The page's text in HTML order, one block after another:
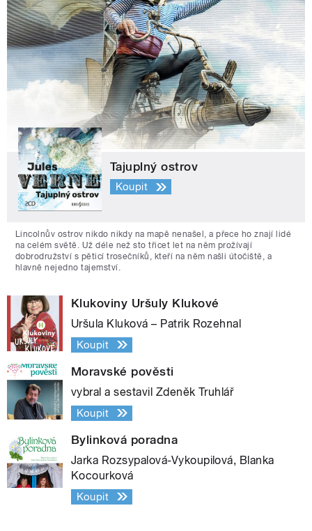
Tajuplný ostrov
Koupit
Lincolnův ostrov nikdo nikdy na mapě nenašel, a přece ho znají lidé
na celém světě. Už déle než sto třicet let na něm prožívají
dobrodružství s pěticí trosečníků, kteří na něm našli útočiště, a
hlavně nejedno tajemství.
Klukoviny Uršuly Klukové
Uršula Kluková – Patrik Rozehnal
Koupit
Moravské pověsti
vybral a sestavil Zdeněk Truhlář
Koupit
Bylinková poradna
Jarka Rozsypalová-Vykoupilová, Blanka
Kocourková
Koupit